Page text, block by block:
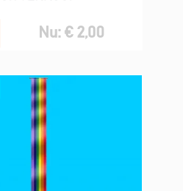
Nu: € 2,00